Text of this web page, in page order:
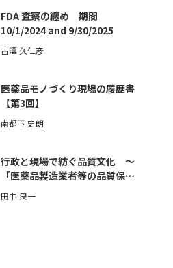
FDA 査察の纏め 期間
10/1/2024 and 9/30/2025
古澤 久仁彦
医薬品モノづくり現場の履歴書
【第3回】
南都下 史朗
行政と現場で紡ぐ品質文化 ～
「医薬品製造業者等の品質保証
体制強化」とその先へ～【第3
回】
田中 良一